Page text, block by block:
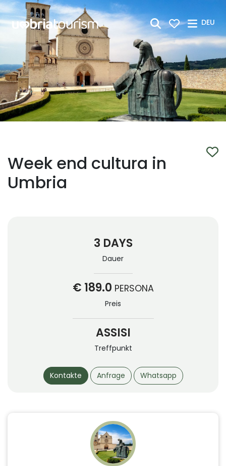
Zum Hauptinhalt springen
DEU
Week end cultura in
Umbria
3 DAYS
Dauer
€ 189.0 PERSONA
Preis
ASSISI
Treffpunkt
Kontakte Anfrage Whatsapp